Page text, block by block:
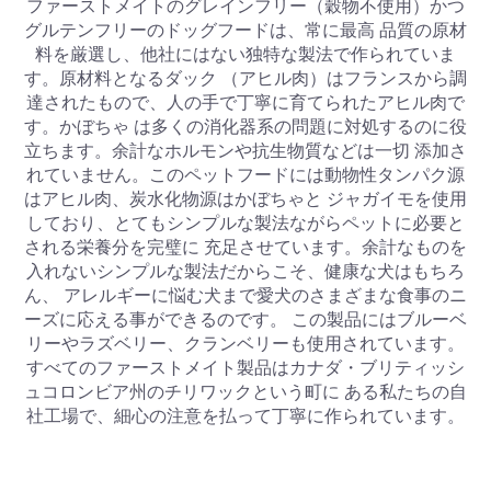
ファーストメイトのグレインフリー（穀物不使用）かつ
グルテンフリーのドッグフードは、常に最高 品質の原材
料を厳選し、他社にはない独特な製法で作られていま
す。原材料となるダック （アヒル肉）はフランスから調
達されたもので、人の手で丁寧に育てられたアヒル肉で
す。かぼちゃ は多くの消化器系の問題に対処するのに役
立ちます。余計なホルモンや抗生物質などは一切 添加さ
れていません。このペットフードには動物性タンパク源
はアヒル肉、炭水化物源はかぼちゃと ジャガイモを使用
しており、とてもシンプルな製法ながらペットに必要と
される栄養分を完璧に 充足させています。余計なものを
入れないシンプルな製法だからこそ、健康な犬はもちろ
ん、 アレルギーに悩む犬まで愛犬のさまざまな食事のニ
ーズに応える事ができるのです。 この製品にはブルーベ
リーやラズベリー、クランベリーも使用されています。
すべてのファーストメイト製品はカナダ・ブリティッシ
ュコロンビア州のチリワックという町に ある私たちの自
社工場で、細心の注意を払って丁寧に作られています。